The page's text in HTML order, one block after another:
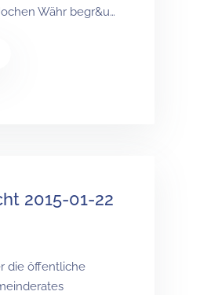
Währ begr&u…
2015-01-22
die öffentliche